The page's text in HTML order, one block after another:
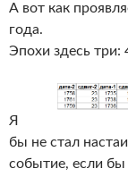
А вот как
года.
Эпохи здесь три:
Я
бы не стал
событие, если бы